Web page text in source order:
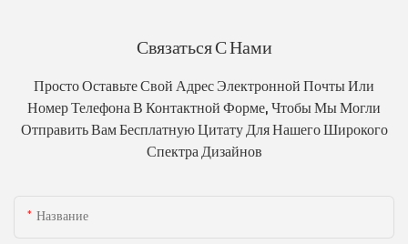
Связаться С Нами
Просто Оставьте Свой Адрес Электронной Почты Или
Номер Телефона В Контактной Форме, Чтобы Мы Могли
Отправить Вам Бесплатную Цитату Для Нашего Широкого
Спектра Дизайнов
Название